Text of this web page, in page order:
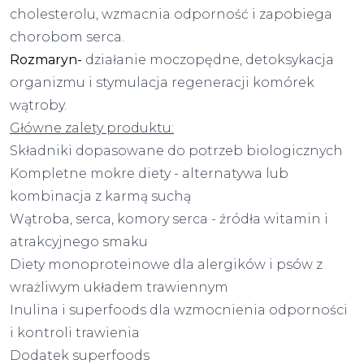
cholesterolu, wzmacnia odporność i zapobiega
chorobom serca.
Rozmaryn- działanie moczopędne, detoksykacja
organizmu i stymulacja regeneracji komórek
wątroby.
Główne zalety produktu:
Składniki dopasowane do potrzeb biologicznych
Kompletne mokre diety - alternatywa lub
kombinacja z karmą suchą
Wątroba, serca, komory serca - źródła witamin i
atrakcyjnego smaku
Diety monoproteinowe dla alergików i psów z
wrażliwym układem trawiennym
Inulina i superfoods dla wzmocnienia odporności
i kontroli trawienia
Dodatek superfoods